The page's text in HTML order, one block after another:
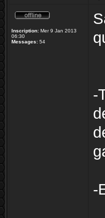
Inscription: Mer 9 Jan 2013
06:30
Messages: 54
-
-